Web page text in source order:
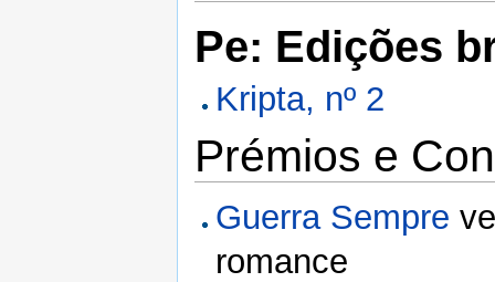
Pe: Edições
Kripta, nº 2
Prémios e
Guerra Sempre
romance